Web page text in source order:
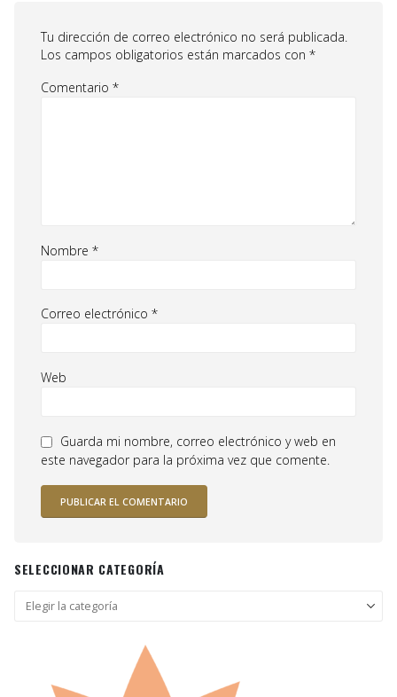
Tu dirección de correo electrónico no será publicada.
Los campos obligatorios están marcados con *
Comentario *
Nombre *
Correo electrónico *
Web
Guarda mi nombre, correo electrónico y web en
este navegador para la próxima vez que comente.
SELECCIONAR CATEGORÍA
Seleccionar
categoría